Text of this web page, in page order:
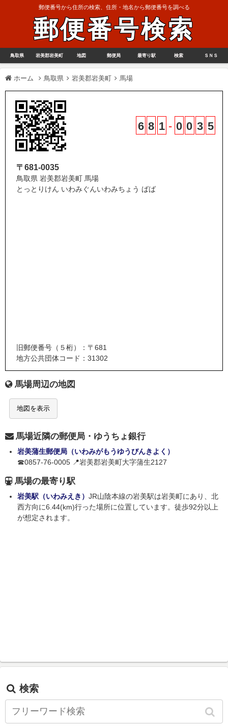
郵便番号から住所の検索、住所・地名から郵便番号を調べる
郵便番号検索
鳥取県 岩美郡岩美町 地図 郵便局 最寄り駅 検索 ＳＮＳ
ホーム 鳥取県 岩美郡岩美町 馬場
6 8 1 - 0 0 3 5
〒681-0035
鳥取県 岩美郡岩美町 馬場
とっとりけん いわみぐんいわみちょう ばば
旧郵便番号（５桁）：〒681
地方公共団体コード：31302
馬場周辺の地図
地図を表示
馬場近隣の郵便局・ゆうちょ銀行
岩美蒲生郵便局（いわみがもうゆうびんきよく）
☎0857-76-0005 📍岩美郡岩美町大字蒲生2127
馬場の最寄り駅
岩美駅（いわみえき） JR山陰本線の岩美駅は岩美町にあり、北
西方向に6.44(km)行った場所に位置しています。徒歩92分以上
が想定されます。
検索